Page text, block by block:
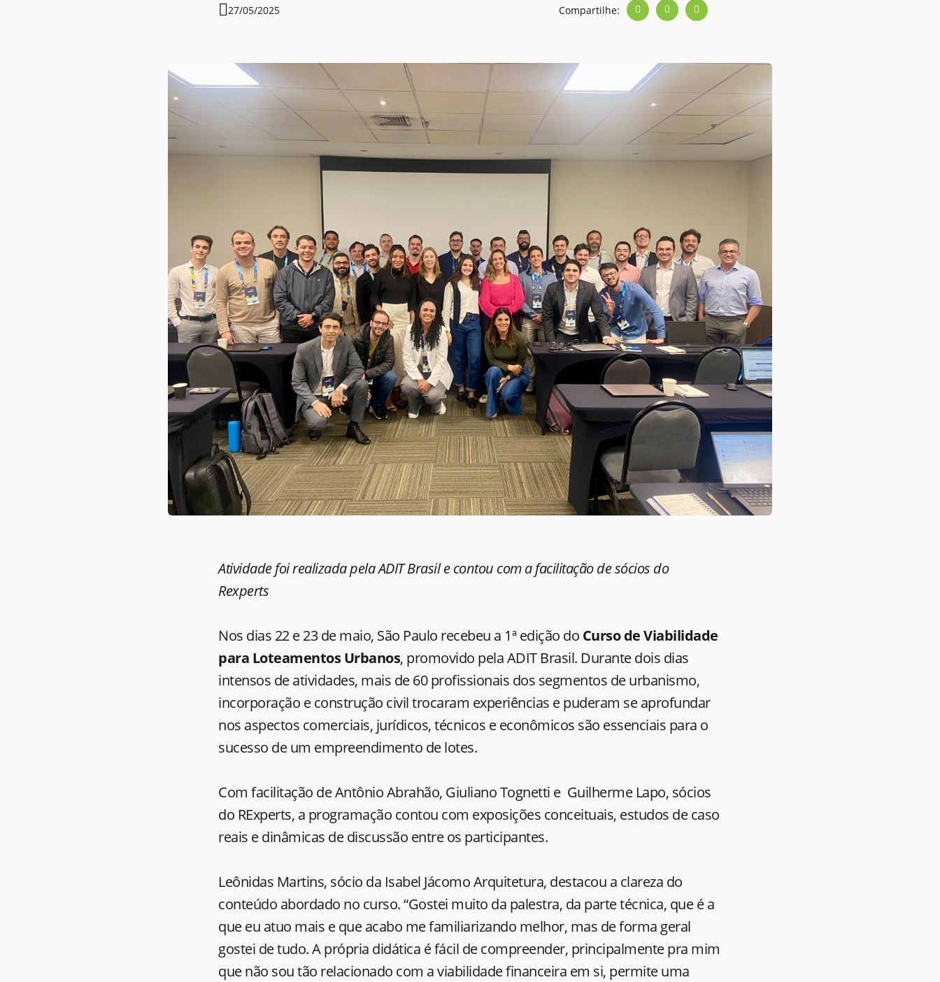
27/05/2025 Compartilhe:
Atividade foi realizada pela ADIT Brasil e contou com a facilitação de sócios do
Rexperts
Nos dias 22 e 23 de maio, São Paulo recebeu a 1ª edição do Curso de Viabilidade
para Loteamentos Urbanos, promovido pela ADIT Brasil. Durante dois dias
intensos de atividades, mais de 60 profissionais dos segmentos de urbanismo,
incorporação e construção civil trocaram experiências e puderam se aprofundar
nos aspectos comerciais, jurídicos, técnicos e econômicos são essenciais para o
sucesso de um empreendimento de lotes.
Com facilitação de Antônio Abrahão, Giuliano Tognetti e Guilherme Lapo, sócios
do RExperts, a programação contou com exposições conceituais, estudos de caso
reais e dinâmicas de discussão entre os participantes.
Leônidas Martins, sócio da Isabel Jácomo Arquitetura, destacou a clareza do
conteúdo abordado no curso. “Gostei muito da palestra, da parte técnica, que é a
que eu atuo mais e que acabo me familiarizando melhor, mas de forma geral
gostei de tudo. A própria didática é fácil de compreender, principalmente pra mim
que não sou tão relacionado com a viabilidade financeira em si, permite uma